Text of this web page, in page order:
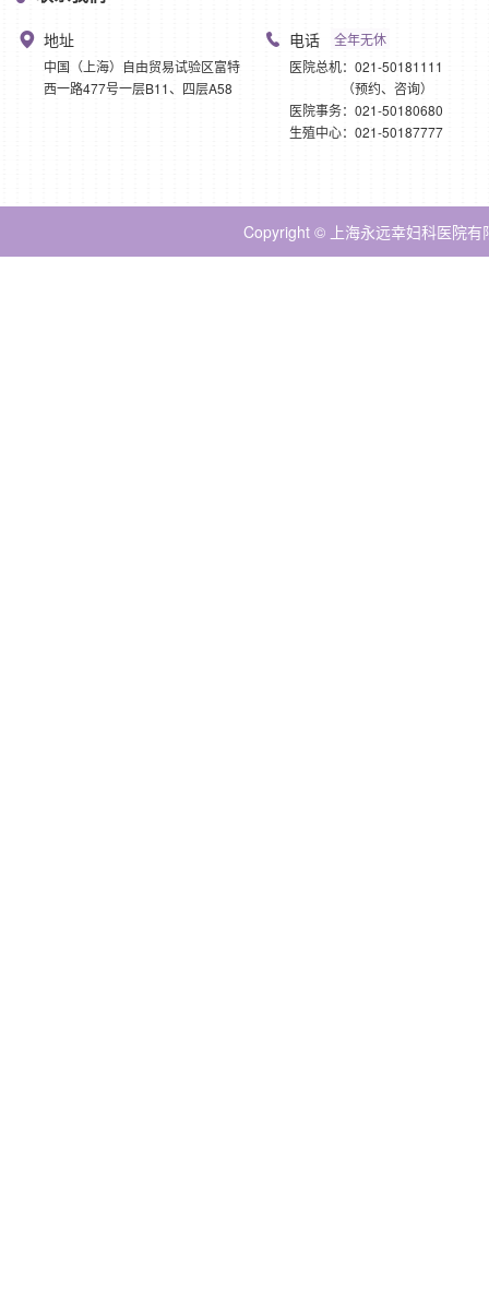
地址
中国（上海）自由贸易试验区富特
西一路477号一层B11、四层A58
电话
全年无休
医院总机：021-50181111
（预约、咨询）
医院事务：021-50180680
生殖中心：021-50187777
Copyright © 上海永远幸妇科医院